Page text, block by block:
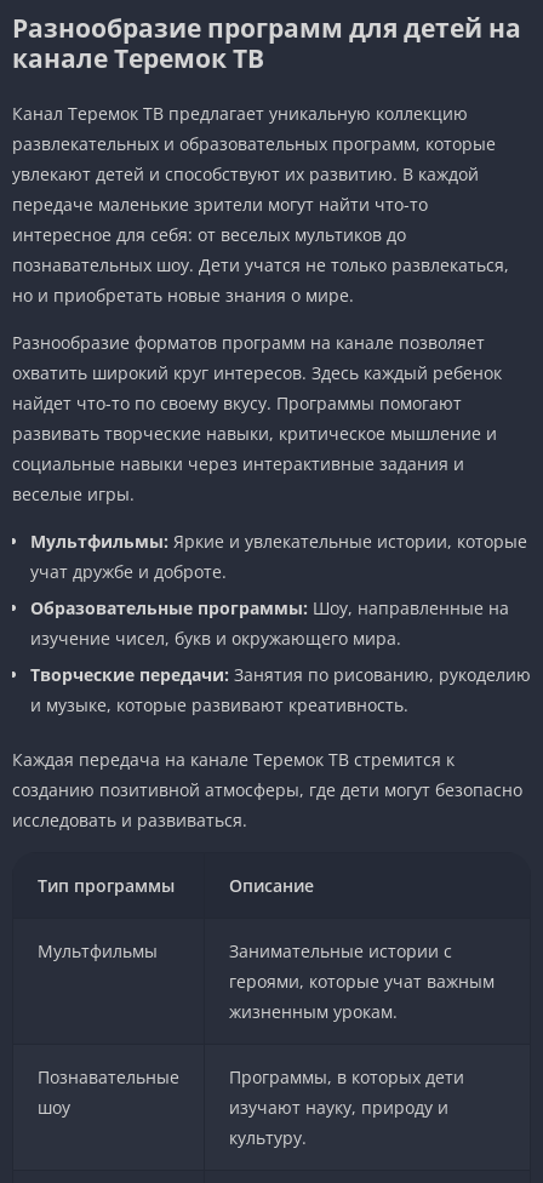
Разнообразие программ для детей на
канале Теремок ТВ
Канал Теремок ТВ предлагает уникальную коллекцию
развлекательных и образовательных программ, которые
увлекают детей и способствуют их развитию. В каждой
передаче маленькие зрители могут найти что-то
интересное для себя: от веселых мультиков до
познавательных шоу. Дети учатся не только развлекаться,
но и приобретать новые знания о мире.
Разнообразие форматов программ на канале позволяет
охватить широкий круг интересов. Здесь каждый ребенок
найдет что-то по своему вкусу. Программы помогают
развивать творческие навыки, критическое мышление и
социальные навыки через интерактивные задания и
веселые игры.
Мультфильмы: Яркие и увлекательные истории, которые
учат дружбе и доброте.
Образовательные программы: Шоу, направленные на
изучение чисел, букв и окружающего мира.
Творческие передачи: Занятия по рисованию, рукоделию
и музыке, которые развивают креативность.
Каждая передача на канале Теремок ТВ стремится к
созданию позитивной атмосферы, где дети могут безопасно
исследовать и развиваться.
Тип программы Описание
Мультфильмы
Занимательные истории с
героями, которые учат важным
жизненным урокам.
Познавательные
шоу
Программы, в которых дети
изучают науку, природу и
культуру.